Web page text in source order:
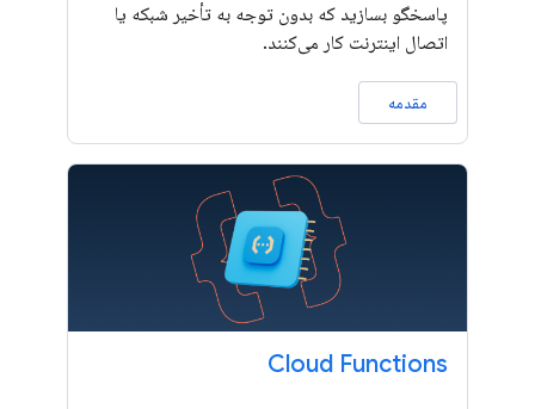
پاسخگو بسازید که بدون توجه به تأخیر شبکه یا
اتصال اینترنت کار می‌کنند.
مقدمه
Cloud Functions